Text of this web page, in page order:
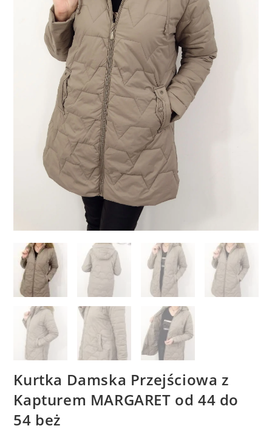
Kurtka Damska Przejściowa z
Kapturem MARGARET od 44 do
54 beż